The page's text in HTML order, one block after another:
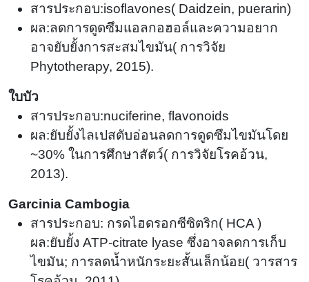
สารประกอบ:isoflavones( Daidzein, puerarin)
ผล:ลดการดูดซึมแอลกอฮอล์และความอยาก
อาจยับยั้งการสะสมไขมัน( การวิจัย
Phytotherapy, 2015).
ใบบัว
สารประกอบ:nuciferine, flavonoids
ผล:ยับยั้งไลเปสตับอ่อนลดการดูดซึมไขมันโดย
~30% ในการศึกษาสัตว์( การวิจัยโรคอ้วน,
2013).
Garcinia Cambogia
สารประกอบ: กรดไฮดรอกซีซิตริก( HCA )
ผล:ยับยั้ง ATP-citrate lyase ซึ่งอาจลดการเก็บ
ไขมัน; การลดน้ำหนักระยะสั้นเล็กน้อย( วารสาร